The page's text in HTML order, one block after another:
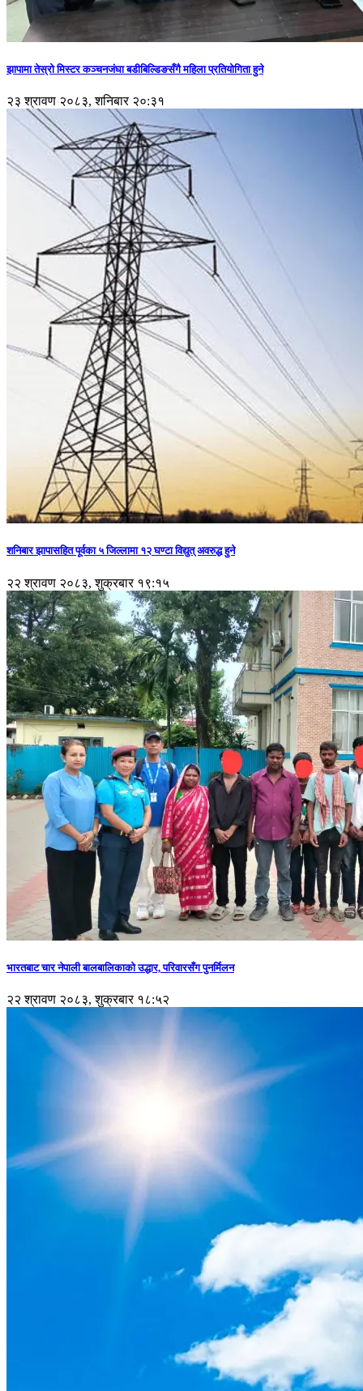
झापामा तेस्रो मिस्टर कञ्चनजंघा बडीबिल्डिङसँगै महिला प्रतियोगिता हुने
२३ श्रावण २०८३, शनिबार २०:३१
शनिबार झापासहित पूर्वका ५ जिल्लामा १२ घण्टा विद्युत् अवरुद्ध हुने
२२ श्रावण २०८३, शुक्रबार १९:१५
भारतबाट चार नेपाली बालबालिकाको उद्धार, परिवारसँग पुनर्मिलन
२२ श्रावण २०८३, शुक्रबार १८:५२